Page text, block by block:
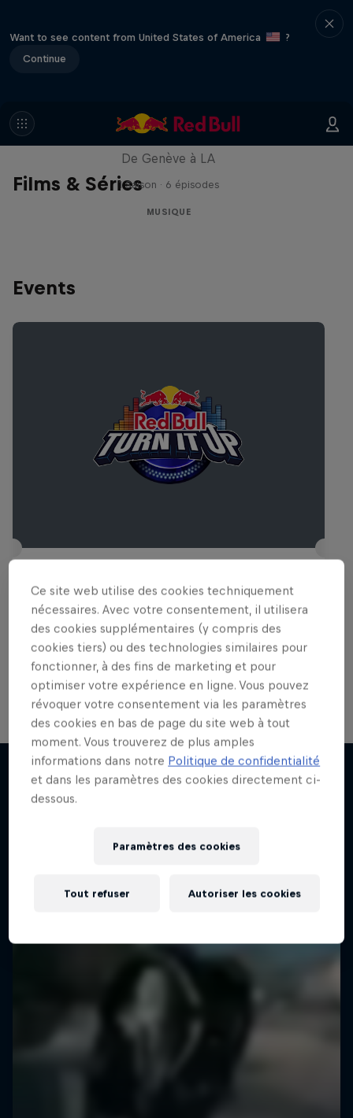
Want to see content from United States of America
?
Continue
Films & Séries
All Access : Danitsa
De Genève à LA
1 Saison · 6 épisodes
MUSIQUE
Events
4 Décembre 2025
D! Club, Lausanne, Suisse
J'en veux encore !
Visions of Greatness
Comment percer les secrets du succès
SKATEBOARD
Ce site web utilise des cookies techniquement
nécessaires. Avec votre consentement, il utilisera
des cookies supplémentaires (y compris des
cookies tiers) ou des technologies similaires pour
fonctionner, à des fins de marketing et pour
optimiser votre expérience en ligne. Vous pouvez
révoquer votre consentement via les paramètres
des cookies en bas de page du site web à tout
moment. Vous trouverez de plus amples
informations dans notre Politique de confidentialité
et dans les paramètres des cookies directement ci-
dessous.
Paramètres des cookies
Tout refuser Autoriser les cookies